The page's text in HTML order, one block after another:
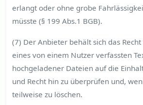
erlangt oder ohne grobe
müsste (§ 199 Abs.1 BGB).
(7) Der Anbieter behält sich das
eines von einem Nutzer verfassten
hochgeladener Dateien auf die
und Recht hin zu überprüfen und,
teilweise zu löschen.